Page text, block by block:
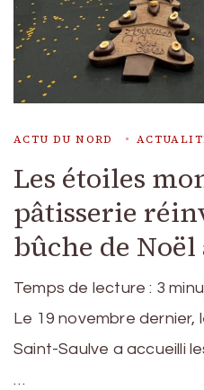
ACTU DU NORD
Les étoiles
pâtisserie
bûche de Noël
Temps de lecture : 3
Le 19 novembre dernier,
Saint-Saulve a accueilli
…